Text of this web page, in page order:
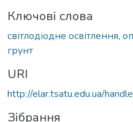
Ключові слова
світлодіодне освітлення,
грунт
URI
http://elar.tsatu.edu.ua/
Зібрання